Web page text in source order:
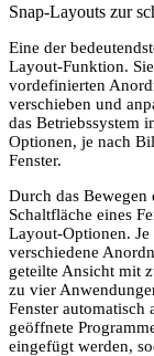
Snap-Layouts zur
Eine der
Layout-Funktion.
vordefinierten
verschieben und
das Betriebssystem
Optionen, je nach
Fenster.
Durch das Bewegen
Schaltfläche eines
Layout-Optionen.
verschiedene
geteilte Ansicht mit
zu vier
Fenster automatisch
geöffnete
eingefügt werden,